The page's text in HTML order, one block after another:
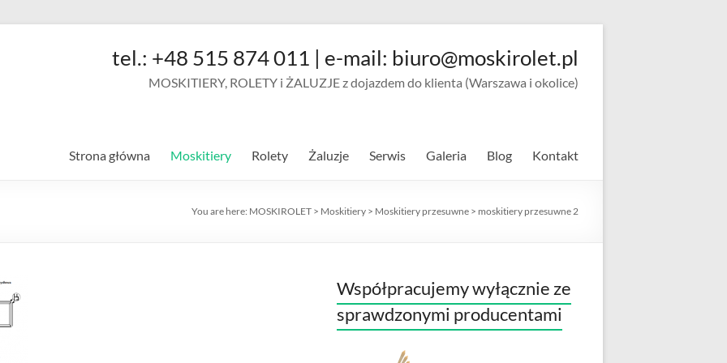
tel.: +48 515 874 011 | e-mail: biuro@moskirolet.pl
MOSKITIERY, ROLETY i ŻALUZJE z dojazdem do klienta (Warszawa i okolice)
Strona główna Moskitiery Rolety Żaluzje Serwis Galeria Blog Kontakt
You are here: MOSKIROLET > Moskitiery > Moskitiery przesuwne > moskitiery przesuwne 2
Współpracujemy wyłącznie ze
sprawdzonymi producentami